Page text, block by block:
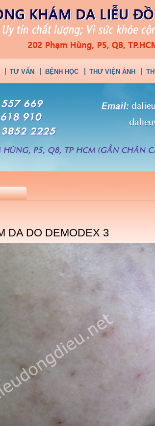
TƯ VẤN BỆNH HỌC THƯ VIỆN ẢNH
DA DO DEMODEX 3